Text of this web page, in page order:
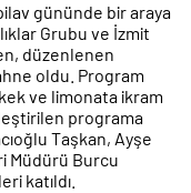
gününde bir araya
Grubu ve İzmit
düzenlenen
oldu. Program
ve limonata ikram
programa
Taşkan, Ayşe
Müdürü Burcu
katıldı.